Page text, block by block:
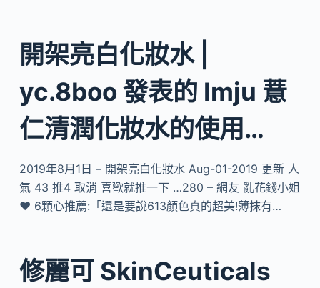
開架亮白化妝水 |
yc.8boo 發表的 Imju 薏
仁清潤化妝水的使用…
2019年8月1日 – 開架亮白化妝水 Aug-01-2019 更新 人
氣 43 推4 取消 喜歡就推一下 …280 – 網友 亂花錢小姐
♥ 6顆心推薦:「還是要說613顏色真的超美!薄抹有…
修麗可 SkinCeuticals